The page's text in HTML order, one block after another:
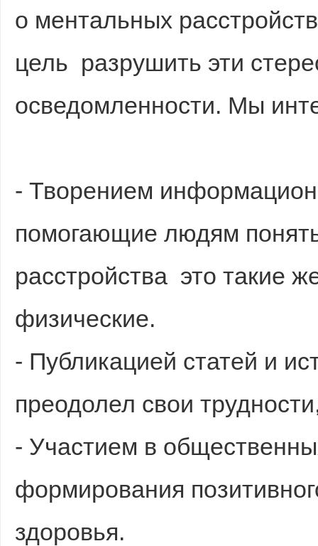
о ментальных
цель разрушить эти
осведомленности. Мы
- Творением
помогающие людям
расстройства это такие
физические.
- Публикацией статей и
преодолел свои
- Участием в
формирования
здоровья.